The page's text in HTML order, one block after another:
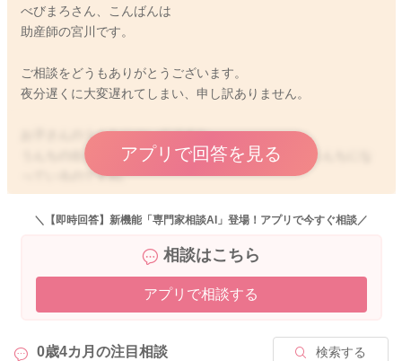
べびまろさん、こんばんは
助産師の宮川です。
ご相談をどうもありがとうございます。
夜分遅くに大変遅れてしまい、申し訳ありません。
お子さんのうんちについてですね。
うんちの出る回数に変化はない様ですが、水っぽいうんちにな
っているのですね。
母乳を飲める量が増えていることもあるのかなと思いました。
もし胃腸炎などを起こしていることがありましたら、回数も多
くなるかと思います。
機嫌や飲みもいい様でしたら、様子を見ていただいても良いの
ていただくといいと思いますよ。
アプリで回答を見る
＼【即時回答】新機能「専門家相談AI」登場！アプリで今すぐ相談／
相談はこちら
アプリで相談する
0歳4カ月の注目相談 検索する